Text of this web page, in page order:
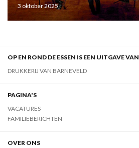
3 oktober 2025
OP EN ROND DE ESSEN IS EEN UITGAVE VAN
DRUKKERIJ VAN BARNEVELD
PAGINA'S
VACATURES
FAMILIEBERICHTEN
OVER ONS